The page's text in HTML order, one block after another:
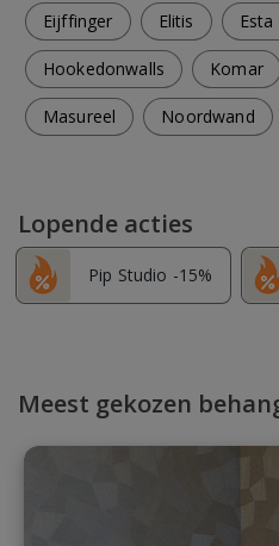
Eijffinger Elitis
Hookedonwalls Komar
Masureel Noordwand
Lopende acties
Pip Studio -15%
Meest gekozen